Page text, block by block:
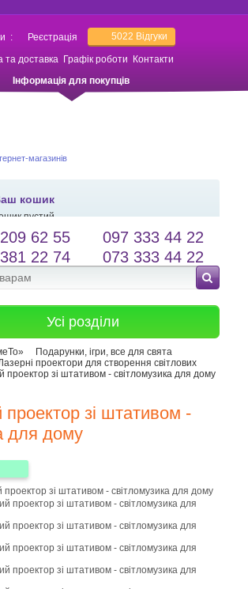
: Реєстрація 5022 Відгуки
та доставка Графік роботи
Контакти
Інформація для покупців
магазинів
кошик
пустий
Мова сайту
62 55
097 333 44 22
22 74
073 333 44 22
Усі розділи
Подарунки, ігри, все для свята
проектори для створення світлових
проектор зі штативом - світломузика для дому
зі штативом -
для дому